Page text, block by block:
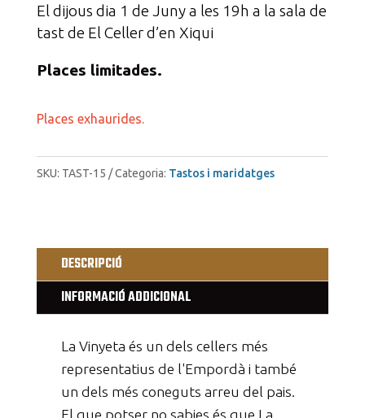
El dijous dia 1 de Juny a les 19h a la sala de
tast de El Celler d’en Xiqui
Places limitades.
Places exhaurides.
SKU: TAST-15 Categoria: Tastos i maridatges
DESCRIPCIÓ
INFORMACIÓ ADDICIONAL
La Vinyeta és un dels cellers més
representatius de l'Empordà i també
un dels més coneguts arreu del pais.
El que potser no sabies és que La